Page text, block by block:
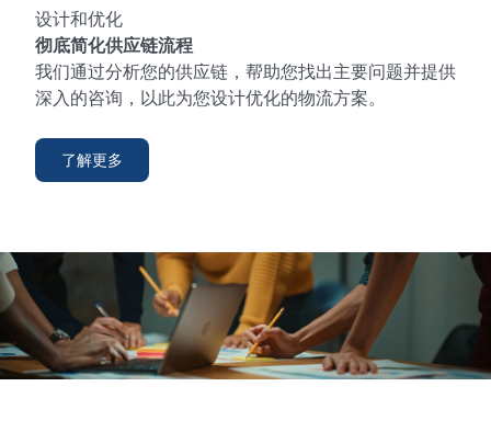
设计和优化
彻底简化供应链流程
我们通过分析您的供应链，帮助您找出主要问题并提供
深入的咨询，以此为您设计优化的物流方案。
了解更多